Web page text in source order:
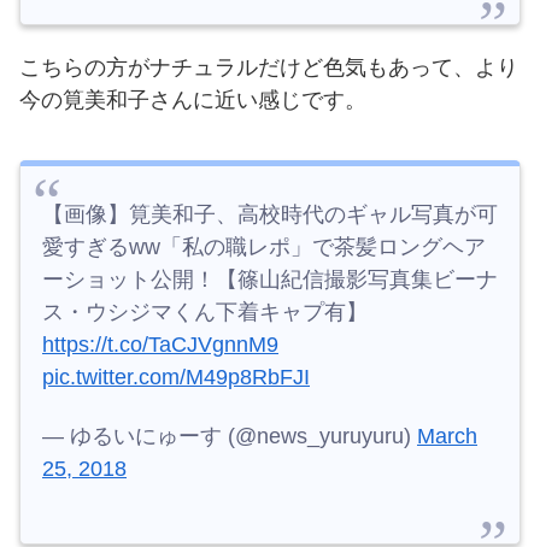
こちらの方がナチュラルだけど色気もあって、より
今の筧美和子さんに近い感じです。
【画像】筧美和子、高校時代のギャル写真が可
愛すぎるww「私の職レポ」で茶髪ロングヘア
ーショット公開！【篠山紀信撮影写真集ビーナ
ス・ウシジマくん下着キャプ有】
https://t.co/TaCJVgnnM9
pic.twitter.com/M49p8RbFJI
— ゆるいにゅーす (@news_yuruyuru) March
25, 2018